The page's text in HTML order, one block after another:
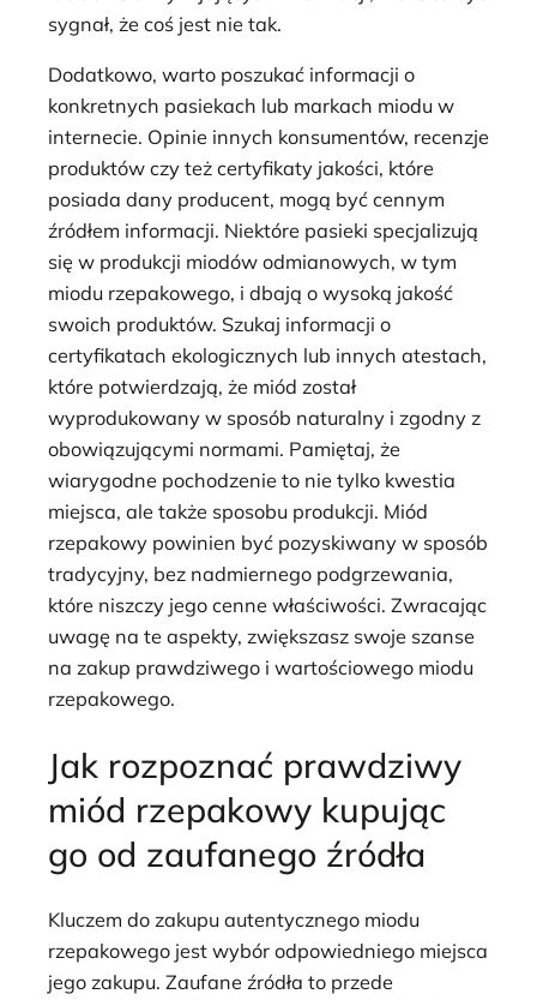
sygnał, że coś jest nie tak.
Dodatkowo, warto poszukać informacji o
konkretnych pasiekach lub markach miodu w
internecie. Opinie innych konsumentów, recenzje
produktów czy też certyfikaty jakości, które
posiada dany producent, mogą być cennym
źródłem informacji. Niektóre pasieki specjalizują
się w produkcji miodów odmianowych, w tym
miodu rzepakowego, i dbają o wysoką jakość
swoich produktów. Szukaj informacji o
certyfikatach ekologicznych lub innych atestach,
które potwierdzają, że miód został
wyprodukowany w sposób naturalny i zgodny z
obowiązującymi normami. Pamiętaj, że
wiarygodne pochodzenie to nie tylko kwestia
miejsca, ale także sposobu produkcji. Miód
rzepakowy powinien być pozyskiwany w sposób
tradycyjny, bez nadmiernego podgrzewania,
które niszczy jego cenne właściwości. Zwracając
uwagę na te aspekty, zwiększasz swoje szanse
na zakup prawdziwego i wartościowego miodu
rzepakowego.
Jak rozpoznać prawdziwy
miód rzepakowy kupując
go od zaufanego źródła
Kluczem do zakupu autentycznego miodu
rzepakowego jest wybór odpowiedniego miejsca
jego zakupu. Zaufane źródła to przede